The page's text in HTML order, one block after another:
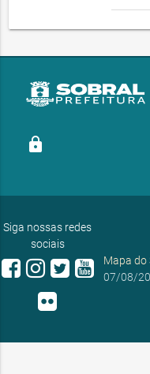
lock
Siga nossas redes
sociais
Mapa do
07/08/